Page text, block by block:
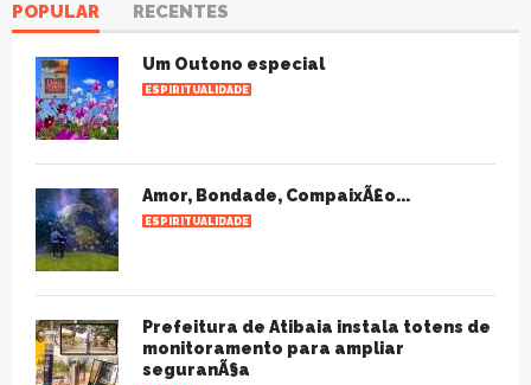
POPULAR RECENTES
Um Outono especial
ESPIRITUALIDADE
Amor, Bondade, CompaixÃ£o...
ESPIRITUALIDADE
Prefeitura de Atibaia instala totens de
monitoramento para ampliar
seguranÃ§a